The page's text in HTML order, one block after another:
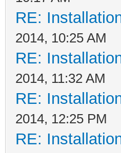
RE:
2014, 10:25 AM
RE:
2014, 11:32 AM
RE:
2014, 12:25 PM
RE: